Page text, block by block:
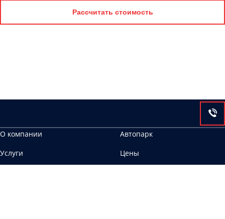
Рассчитать стоимость
О компании
Автопарк
Услуги
Цены